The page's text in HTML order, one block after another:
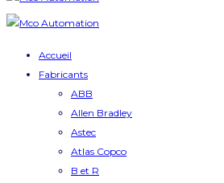
Accueil
Fabricants
ABB
Allen Bradley
Astec
Atlas Copco
B et R